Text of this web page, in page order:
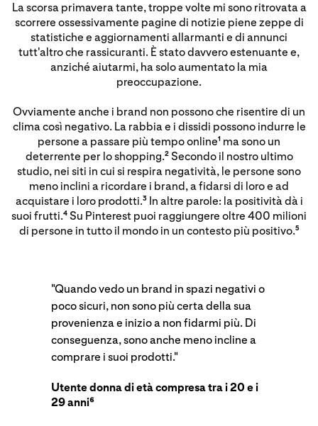
"Quando vedo un brand in spazi negativi o
poco sicuri, non sono più certa della sua
provenienza e inizio a non fidarmi più. Di
conseguenza, sono anche meno incline a
comprare i suoi prodotti."
Utente donna di età compresa tra i 20 e i
29 anni⁶
La scorsa primavera tante, troppe volte mi sono ritrovata a
scorrere ossessivamente pagine di notizie piene zeppe di
statistiche e aggiornamenti allarmanti e di annunci
tutt'altro che rassicuranti. È stato davvero estenuante e,
anziché aiutarmi, ha solo aumentato la mia
preoccupazione.
Ovviamente anche i brand non possono che risentire di un
clima così negativo. La rabbia e i dissidi possono indurre le
persone a passare più tempo online1 ma sono un
deterrente per lo shopping.2Secondo il nostro ultimo
studio, nei siti in cui si respira negatività, le persone sono
meno inclini a ricordare i brand, a fidarsi di loro e ad
acquistare i loro prodotti.3In altre parole: la positività dà i
suoi frutti.4 Su Pinterest puoi raggiungere oltre 400 milioni
di persone in tutto il mondo in un contesto più positivo.5